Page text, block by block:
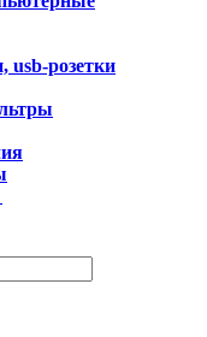
usb-розетки